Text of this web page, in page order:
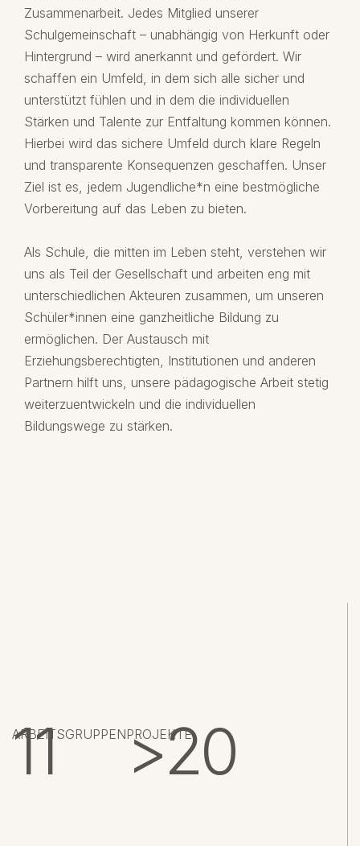
Zusammenarbeit. Jedes Mitglied unserer
Schulgemeinschaft – unabhängig von Herkunft oder
Hintergrund – wird anerkannt und gefördert. Wir
schaffen ein Umfeld, in dem sich alle sicher und
unterstützt fühlen und in dem die individuellen
Stärken und Talente zur Entfaltung kommen können.
Hierbei wird das sichere Umfeld durch klare Regeln
und transparente Konsequenzen geschaffen. Unser
Ziel ist es, jedem Jugendliche*n eine bestmögliche
Vorbereitung auf das Leben zu bieten.
Als Schule, die mitten im Leben steht, verstehen wir
uns als Teil der Gesellschaft und arbeiten eng mit
unterschiedlichen Akteuren zusammen, um unseren
Schüler*innen eine ganzheitliche Bildung zu
ermöglichen. Der Austausch mit
Erziehungsberechtigten, Institutionen und anderen
Partnern hilft uns, unsere pädagogische Arbeit stetig
weiterzuentwickeln und die individuellen
Bildungswege zu stärken.
11
ARBEITSGRUPPEN>20
PROJEKTE